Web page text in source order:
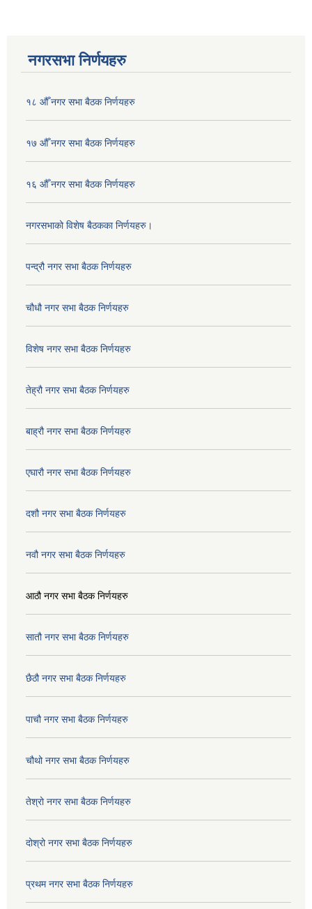
नगरसभा निर्णयहरु
१८ औँ नगर सभा बैठक निर्णयहरु
१७ औँ नगर सभा बैठक निर्णयहरु
१६ औँ नगर सभा बैठक निर्णयहरु
नगरसभाको विशेष बैठकका निर्णयहरु।
पन्द्रौ नगर सभा बैठक निर्णयहरु
चौधौ नगर सभा बैठक निर्णयहरु
विशेष नगर सभा बैठक निर्णयहरु
तेह्रौ नगर सभा बैठक निर्णयहरु
बाह्रौ नगर सभा बैठक निर्णयहरु
एघारौ नगर सभा बैठक निर्णयहरु
दशौ नगर सभा बैठक निर्णयहरु
नवौ नगर सभा बैठक निर्णयहरु
आठौ नगर सभा बैठक निर्णयहरु
सातौ नगर सभा बैठक निर्णयहरु
छैठौ नगर सभा बैठक निर्णयहरु
पाचौ नगर सभा बैठक निर्णयहरु
चौथो नगर सभा बैठक निर्णयहरु
तेश्रो नगर सभा बैठक निर्णयहरु
दोश्रो नगर सभा बैठक निर्णयहरु
प्रथम नगर सभा बैठक निर्णयहरु